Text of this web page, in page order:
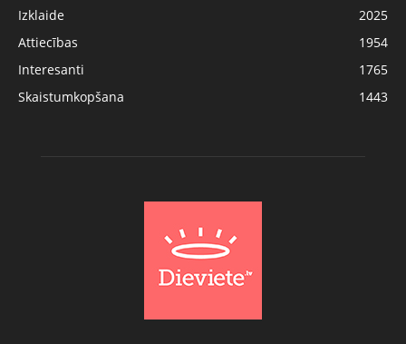
Izklaide
2025
Attiecības
1954
Interesanti
1765
Skaistumkopšana
1443